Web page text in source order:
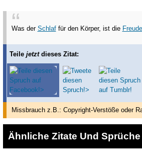
Was der Schlaffür den Körper, ist die Freude
Teile jetztdieses Zitat:
Missbrauch z.B.: Copyright-Verstöße oder
Ähnliche Zitate Und Sprüche